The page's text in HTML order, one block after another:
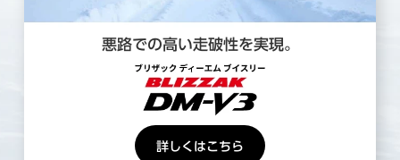
悪路での高い走破性を実現。
詳しくはこちら